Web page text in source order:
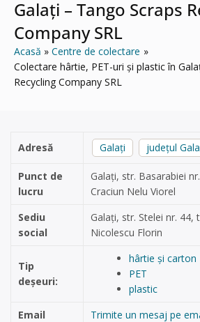
Galați – Tango Scraps
Company SRL
Acasă
Centre de colectare
Colectare hârtie, PET-uri și plastic în
Recycling Company SRL
Adresă Galați județul
Punct de
lucru
Galați, str. Basarabiei
Craciun Nelu Viorel
Sediu
social
Galați, str. Stelei nr. 44,
Nicolescu Florin
Tip
deșeuri:
hârtie și carton
PET
plastic
Email
Trimite un mesaj pe